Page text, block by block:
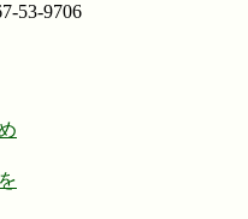
53-9706